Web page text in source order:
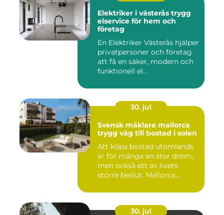
Elektriker i västerås trygg
elservice för hem och
företag
En Elektriker Västerås hjälper
privatpersoner och företag
att få en säker, modern och
funktionell el...
30. jul
Svensk mäklare mallorca
trygg väg till bostad i solen
Att köpa bostad utomlands
är för många en stor dröm,
men också ett av livets
större beslut. Mallorca...
30. jul